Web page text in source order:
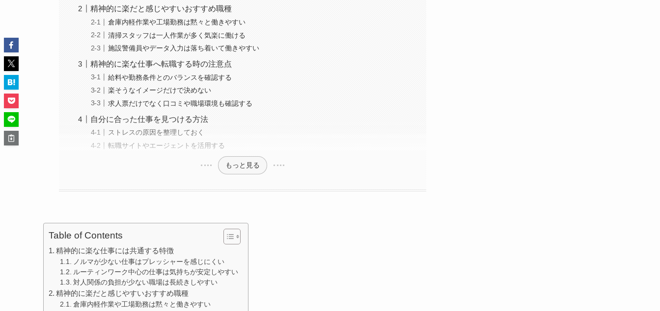
精神的に楽だと感じやすいおすすめ職種
倉庫内軽作業や工場勤務は黙々と働きやすい
清掃スタッフは一人作業が多く気楽に働ける
施設警備員やデータ入力は落ち着いて働きやすい
精神的に楽な仕事へ転職する時の注意点
給料や勤務条件とのバランスを確認する
楽そうなイメージだけで決めない
求人票だけでなく口コミや職場環境も確認する
自分に合った仕事を見つける方法
ストレスの原因を整理しておく
転職サイトやエージェントを活用する
もっと見る
Table of Contents
精神的に楽な仕事には共通する特徴
ノルマが少ない仕事はプレッシャーを感じにくい
ルーティンワーク中心の仕事は気持ちが安定しやすい
対人関係の負担が少ない職場は長続きしやすい
精神的に楽だと感じやすいおすすめ職種
倉庫内軽作業や工場勤務は黙々と働きやすい